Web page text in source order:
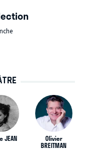
JEAN Olivier
BREITMAN